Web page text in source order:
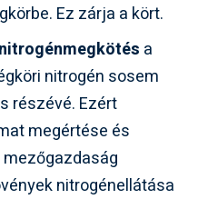
Ez zárja a kört.
nitrogénmegkötés a
nitrogén sosem
részévé. Ezért
megértése és
nitrogénellátása